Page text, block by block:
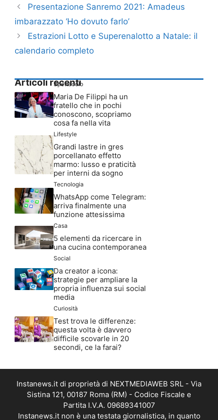
Presentazione Sanremo 2021: Amadeus
imbarazzato ‘Ho dovuto farlo’
Estrazioni Lotto e Superenalotto a Natale: il
calendario completo
Articoli recenti
Spettacolo
Maria De Filippi ha un
fratello che in pochi
conoscono, scopriamo
cosa fa nella vita
Lifestyle
Grandi lastre in gres
porcellanato effetto
marmo: lusso e praticità
per interni da sogno
Tecnologia
WhatsApp come Telegram:
arriva finalmente una
funzione attesissima
Casa
5 elementi da ricercare in
una cucina contemporanea
Social
Da creator a icona:
strategie per ampliare la
propria influenza sui social
media
Curiosità
Test trova le differenze:
questa volta è davvero
difficile scovarle in 20
secondi, ce la farai?
Instanews.it di proprietà di NEXTMEDIAWEB SRL - Via
Sistina 121, 00187 Roma (RM) - Codice Fiscale e
Partita I.V.A. 09689341007
Instanews.it non è una testata giornalistica, in quanto